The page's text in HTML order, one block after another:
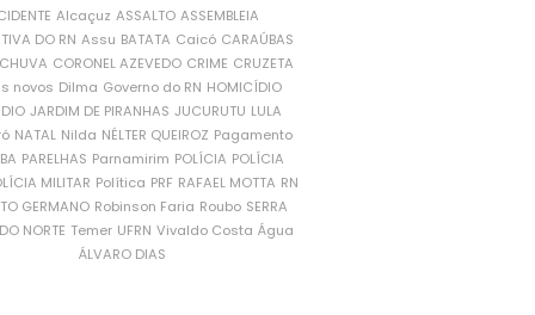
Alcaçuz ASSALTO ASSEMBLEIA
DO RN Assu BATATA Caicó CARAÚBAS
CORONEL AZEVEDO CRIME CRUZETA
novos Dilma Governo do RN HOMICÍDIO
JARDIM DE PIRANHAS JUCURUTU LULA
NATAL Nilda NÉLTER QUEIROZ Pagamento
PARELHAS Parnamirim POLÍCIA POLÍCIA
MILITAR Política PRF RAFAEL MOTTA RN
GERMANO Robinson Faria Roubo SERRA
NORTE Temer UFRN Vivaldo Costa Água
ÁLVARO DIAS